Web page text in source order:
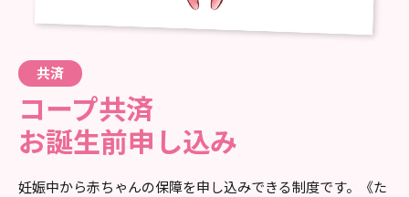
共済
コープ共済
お誕生前申し込み
妊娠中から赤ちゃんの保障を申し込みできる制度です。《た